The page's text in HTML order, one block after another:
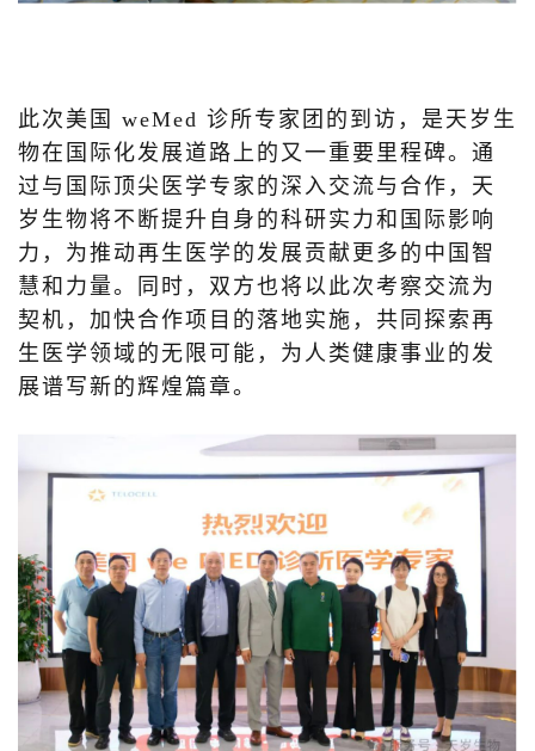
此次美国 weMed 诊所专家团的到访，是天岁生
物在国际化发展道路上的又一重要里程碑。通
过与国际顶尖医学专家的深入交流与合作，天
岁生物将不断提升自身的科研实力和国际影响
力，为推动再生医学的发展贡献更多的中国智
慧和力量。同时，双方也将以此次考察交流为
契机，加快合作项目的落地实施，共同探索再
生医学领域的无限可能，为人类健康事业的发
展谱写新的辉煌篇章。